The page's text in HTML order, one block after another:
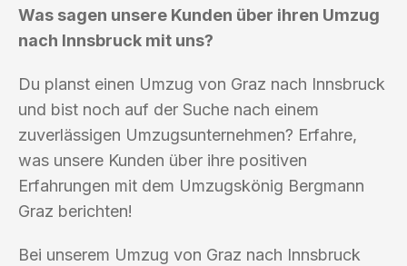
Was sagen unsere Kunden über ihren Umzug
nach Innsbruck mit uns?
Du planst einen Umzug von Graz nach Innsbruck
und bist noch auf der Suche nach einem
zuverlässigen Umzugsunternehmen? Erfahre,
was unsere Kunden über ihre positiven
Erfahrungen mit dem Umzugskönig Bergmann
Graz berichten!
Bei unserem Umzug von Graz nach Innsbruck